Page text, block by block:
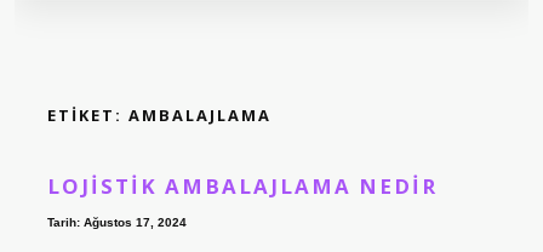
ETIKET: AMBALAJLAMA
LOJISTIK AMBALAJLAMA NEDIR
Tarih: Ağustos 17, 2024